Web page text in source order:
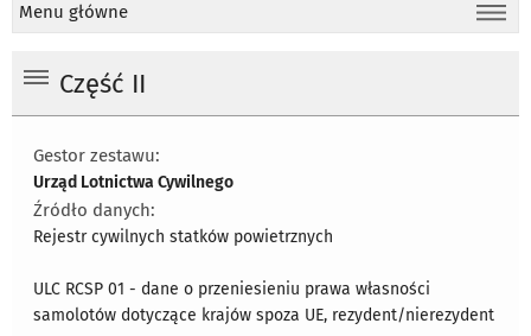
Menu główne
Część II
Gestor zestawu:
Urząd Lotnictwa Cywilnego
Źródło danych:
Rejestr cywilnych statków powietrznych
ULC RCSP 01 - dane o przeniesieniu prawa własności
samolotów dotyczące krajów spoza UE, rezydent/nierezydent